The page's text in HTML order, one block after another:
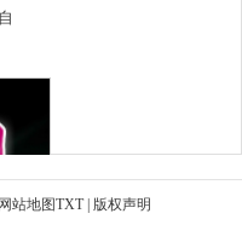
网站地图TXT| 版权声明